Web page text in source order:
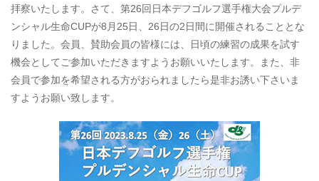
拝察いたします。さて、第26回日本デフゴルフ選手権大会プルデ
ンシャル生命CUPが8月25日、26日の2日間に開催されることとな
りました。会員、賛助会員の皆様には、日頃の練習の成果を試す
機会としてご参加いただきますようお願いいたします。また、非
会員で参加を希望される方がおられましたら是非お誘い下さいま
すようお願い致します。